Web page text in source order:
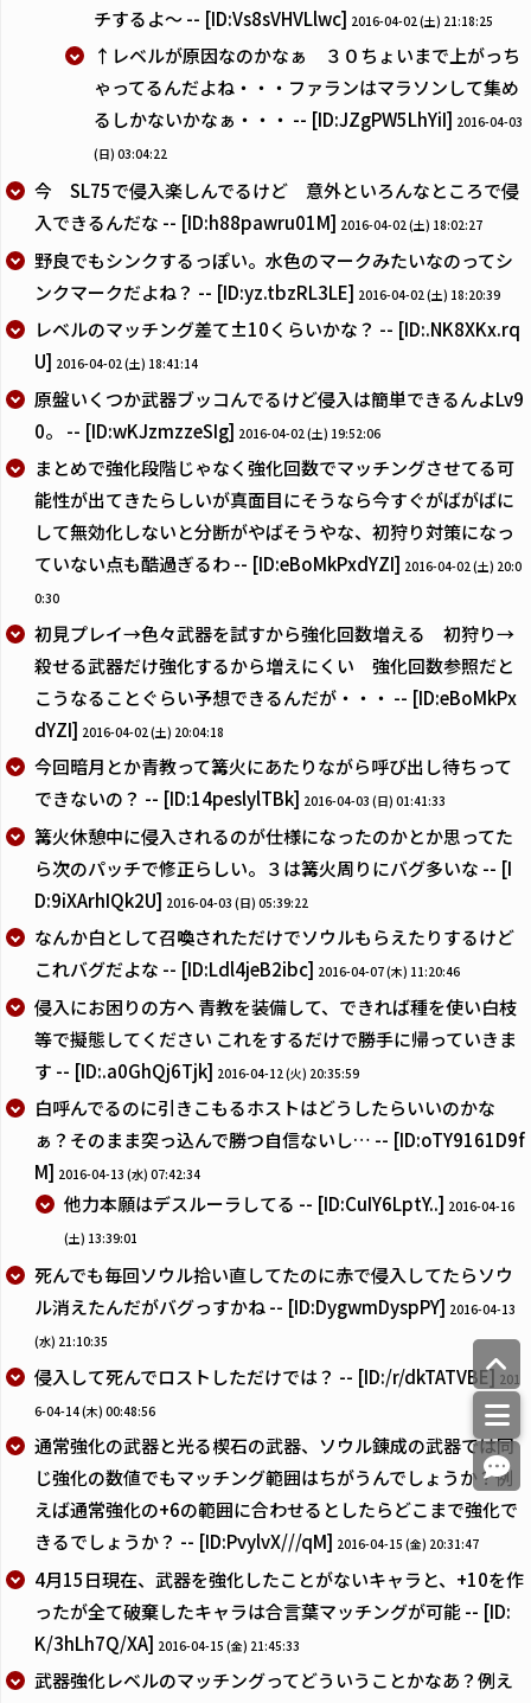
チするよ〜 -- [ID:Vs8sVHVLlwc] 2016-04-02 (土) 21:18:25
↑レベルが原因なのかなぁ ３０ちょいまで上がっち
ゃってるんだよね・・・ファランはマラソンして集め
るしかないかなぁ・・・ -- [ID:JZgPW5LhYiI] 2016-04-03
(日) 03:04:22
今 SL75で侵入楽しんでるけど 意外といろんなところで侵
入できるんだな -- [ID:h88pawru01M] 2016-04-02 (土) 18:02:27
野良でもシンクするっぽい。水色のマークみたいなのってシ
ンクマークだよね？ -- [ID:yz.tbzRL3LE] 2016-04-02 (土) 18:20:39
レベルのマッチング差て±10くらいかな？ -- [ID:.NK8XKx.rq
U] 2016-04-02 (土) 18:41:14
原盤いくつか武器ブッコんでるけど侵入は簡単できるんよLv9
0。 -- [ID:wKJzmzzeSIg] 2016-04-02 (土) 19:52:06
まとめで強化段階じゃなく強化回数でマッチングさせてる可
能性が出てきたらしいが真面目にそうなら今すぐがばがばに
して無効化しないと分断がやばそうやな、初狩り対策になっ
ていない点も酷過ぎるわ -- [ID:eBoMkPxdYZI] 2016-04-02 (土) 20:0
0:30
初見プレイ→色々武器を試すから強化回数増える 初狩り→
殺せる武器だけ強化するから増えにくい 強化回数参照だと
こうなることぐらい予想できるんだが・・・ -- [ID:eBoMkPx
dYZI] 2016-04-02 (土) 20:04:18
今回暗月とか青教って篝火にあたりながら呼び出し待ちって
できないの？ -- [ID:14peslylTBk] 2016-04-03 (日) 01:41:33
篝火休憩中に侵入されるのが仕様になったのかとか思ってた
ら次のパッチで修正らしい。３は篝火周りにバグ多いな -- [I
D:9iXArhIQk2U] 2016-04-03 (日) 05:39:22
なんか白として召喚されただけでソウルもらえたりするけど
これバグだよな -- [ID:Ldl4jeB2ibc] 2016-04-07 (木) 11:20:46
侵入にお困りの方へ 青教を装備して、できれば種を使い白枝
等で擬態してください これをするだけで勝手に帰っていきま
す -- [ID:.a0GhQj6Tjk] 2016-04-12 (火) 20:35:59
白呼んでるのに引きこもるホストはどうしたらいいのかな
ぁ？そのまま突っ込んで勝つ自信ないし… -- [ID:oTY9161D9f
M] 2016-04-13 (水) 07:42:34
他力本願はデスルーラしてる -- [ID:CuIY6LptY..] 2016-04-16
(土) 13:39:01
死んでも毎回ソウル拾い直してたのに赤で侵入してたらソウ
ル消えたんだがバグっすかね -- [ID:DygwmDyspPY] 2016-04-13
(水) 21:10:35
侵入して死んでロストしただけでは？ -- [ID:/r/dkTATVBE] 201
6-04-14 (木) 00:48:56
通常強化の武器と光る楔石の武器、ソウル錬成の武器では同
じ強化の数値でもマッチング範囲はちがうんでしょうか？例
えば通常強化の+6の範囲に合わせるとしたらどこまで強化で
きるでしょうか？ -- [ID:PvylvX///qM] 2016-04-15 (金) 20:31:47
4月15日現在、武器を強化したことがないキャラと、+10を作
ったが全て破棄したキャラは合言葉マッチングが可能 -- [ID:
K/3hLh7Q/XA] 2016-04-15 (金) 21:45:33
武器強化レベルのマッチングってどういうことかなあ？例え